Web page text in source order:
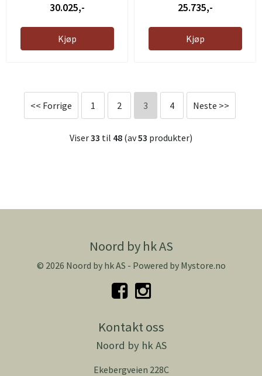
30.025,-
Kjøp
25.735,-
Kjøp
<< Forrige 1 2 3 4 Neste >>
Viser33 til 48 (av53 produkter)
Noord by hk AS
© 2026 Noord by hk AS - Powered by Mystore.no
Kontakt oss
Noord by hk AS
Ekebergveien 228C